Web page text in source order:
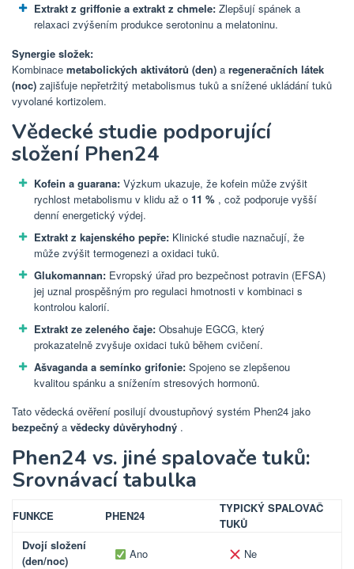
Extrakt z griffonie a extrakt z chmele: Zlepšují spánek a
relaxaci zvýšením produkce serotoninu a melatoninu.
Synergie složek:
Kombinace metabolických aktivátorů (den) a regeneračních látek
(noc) zajišťuje nepřetržitý metabolismus tuků a snížené ukládání tuků
vyvolané kortizolem.
Vědecké studie podporující
složení Phen24
Kofein a guarana: Výzkum ukazuje, že kofein může zvýšit
rychlost metabolismu v klidu až o 11 % , což podporuje vyšší
denní energetický výdej.
Extrakt z kajenského pepře: Klinické studie naznačují, že
může zvýšit termogenezi a oxidaci tuků.
Glukomannan: Evropský úřad pro bezpečnost potravin (EFSA)
jej uznal prospěšným pro regulaci hmotnosti v kombinaci s
kontrolou kalorií.
Extrakt ze zeleného čaje: Obsahuje EGCG, který
prokazatelně zvyšuje oxidaci tuků během cvičení.
Ašvaganda a semínko grifonie: Spojeno se zlepšenou
kvalitou spánku a snížením stresových hormonů.
Tato vědecká ověření posilují dvoustupňový systém Phen24 jako
bezpečný a vědecky důvěryhodný .
Phen24 vs. jiné spalovače tuků:
Srovnávací tabulka
FUNKCE PHEN24
TYPICKÝ SPALOVAČ
TUKŮ
Dvojí složení
(den/noc)
Ano Ne